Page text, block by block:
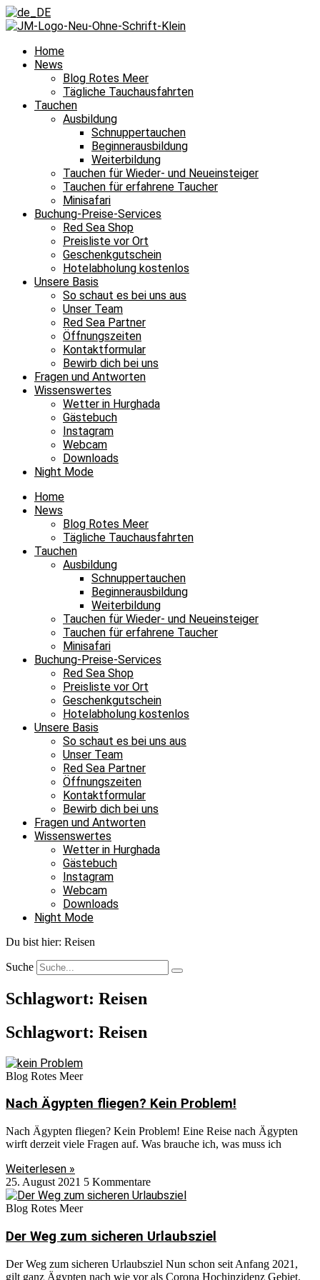
Home
News
Blog Rotes Meer
Tägliche Tauchausfahrten
Tauchen
Ausbildung
Schnuppertauchen
Beginnerausbildung
Weiterbildung
Tauchen für Wieder- und Neueinsteiger
Tauchen für erfahrene Taucher
Minisafari
Buchung-Preise-Services
Red Sea Shop
Preisliste vor Ort
Geschenkgutschein
Hotelabholung kostenlos
Unsere Basis
So schaut es bei uns aus
Unser Team
Red Sea Partner
Öffnungszeiten
Kontaktformular
Bewirb dich bei uns
Fragen und Antworten
Wissenswertes
Wetter in Hurghada
Gästebuch
Instagram
Webcam
Downloads
Night Mode
Home
News
Blog Rotes Meer
Tägliche Tauchausfahrten
Tauchen
Ausbildung
Schnuppertauchen
Beginnerausbildung
Weiterbildung
Tauchen für Wieder- und Neueinsteiger
Tauchen für erfahrene Taucher
Minisafari
Buchung-Preise-Services
Red Sea Shop
Preisliste vor Ort
Geschenkgutschein
Hotelabholung kostenlos
Unsere Basis
So schaut es bei uns aus
Unser Team
Red Sea Partner
Öffnungszeiten
Kontaktformular
Bewirb dich bei uns
Fragen und Antworten
Wissenswertes
Wetter in Hurghada
Gästebuch
Instagram
Webcam
Downloads
Night Mode
Du bist hier: Reisen
Suche
Schlagwort: Reisen
Schlagwort: Reisen
Blog Rotes Meer
Nach Ägypten fliegen? Kein Problem!
Nach Ägypten fliegen? Kein Problem! Eine Reise nach Ägypten
wirft derzeit viele Fragen auf. Was brauche ich, was muss ich
Weiterlesen »
25. August 2021 5 Kommentare
Blog Rotes Meer
Der Weg zum sicheren Urlaubsziel
Der Weg zum sicheren Urlaubsziel Nun schon seit Anfang 2021,
gilt ganz Ägypten nach wie vor als Corona Hochinzidenz Gebiet.